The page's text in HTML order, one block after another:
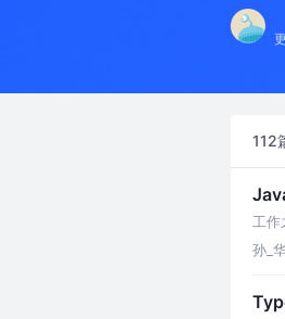
112
工作
能，
孙_